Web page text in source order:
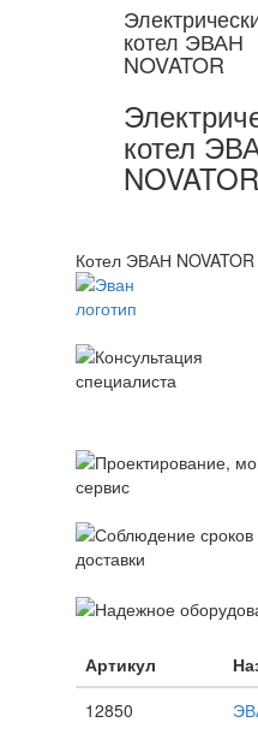
котел ЭВАН
NOVATOR
котел
NOVATOR
Котел ЭВАН
Артикул
12850